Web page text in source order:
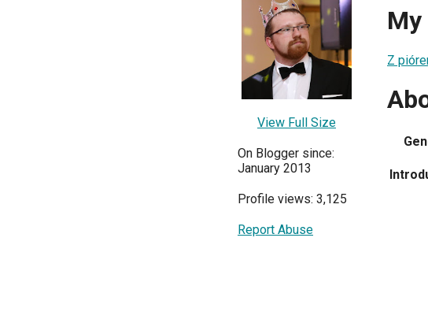
View Full Size
On Blogger since:
January 2013
Profile views: 3,125
Report Abuse
Z